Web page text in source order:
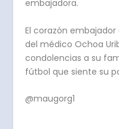
embajadora.
El corazón
del médico Ochoa
condolencias a su
fútbol que siente su
@maugorg1